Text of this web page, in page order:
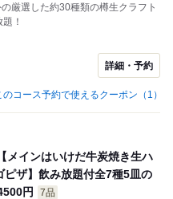
厳選した約30種類の樽生クラフト
！
詳細・予約
のコース予約で使えるクーポン（1）
メインはいけだ牛炭焼き生ハ
ピザ】飲み放題付全7種5皿の
円
7品